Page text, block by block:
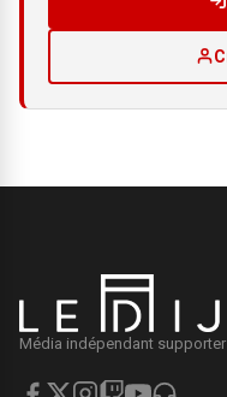
Média indépendant supporter